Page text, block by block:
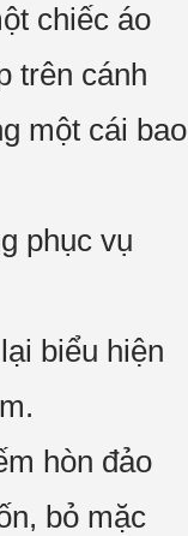
chiếc áo
trên cánh
một cái bao
phục vụ
biểu hiện
hòn đảo
bỏ mặc